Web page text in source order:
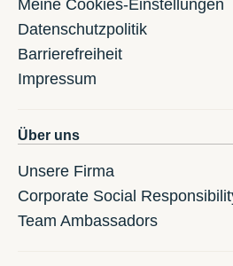
Meine Cookies-Einstellungen
Datenschutzpolitik
Barrierefreiheit
Impressum
Über uns
Unsere Firma
Corporate Social
Team Ambassadors